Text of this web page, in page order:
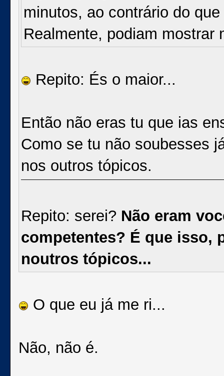
minutos, ao contrário do
Realmente, podiam mostrar
Repito: És o maior...
Então não eras tu que ias
Como se tu não soubesses
nos outros tópicos.
Repito: serei? Não eram
competentes? É que isso,
noutros tópicos...
O que eu já me ri...
Não, não é.